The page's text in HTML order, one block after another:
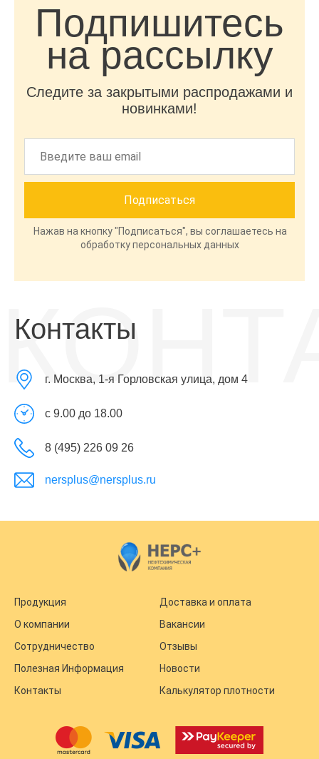
Подпишитесь
на рассылку
Следите за закрытыми распродажами и
новинками!
Нажав на кнопку "Подписаться", вы соглашаетесь на
обработку персональных данных
Контакты
г. Москва, 1-я Горловская улица, дом 4
с 9.00 до 18.00
8 (495) 226 09 26
nersplus@nersplus.ru
Продукция
Доставка и оплата
О компании
Вакансии
Сотрудничество
Отзывы
Полезная Информация
Новости
Контакты
Калькулятор плотности